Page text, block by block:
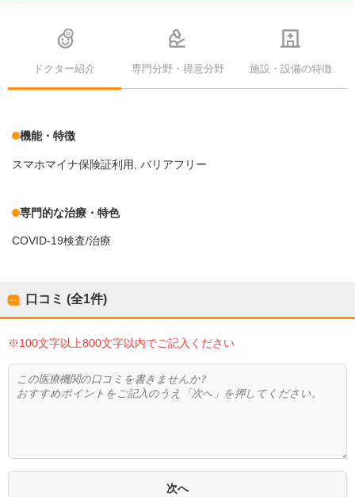
ドクター紹介 専門分野・得意分野 施設・設備の特徴
機能・特徴
スマホマイナ保険証利用 バリアフリー
専門的な治療・特色
COVID-19検査/治療
口コミ (全1件)
※100文字以上800文字以内でご記入ください